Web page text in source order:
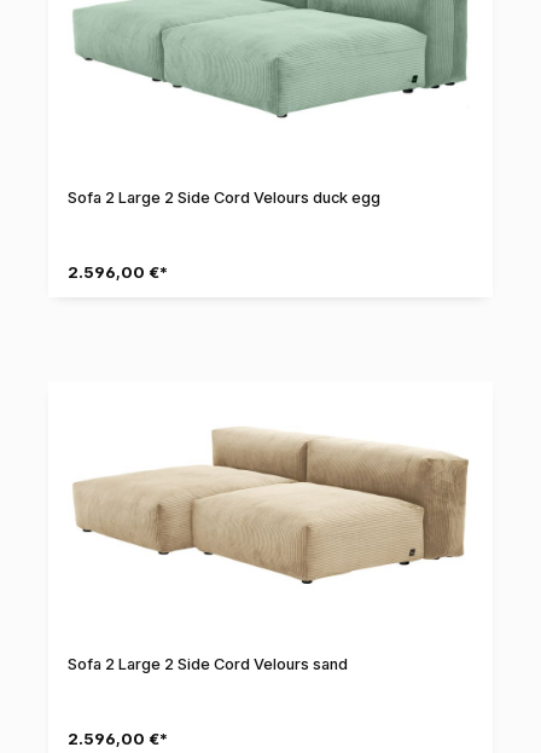
Sofa 2 Large 2 Side Cord Velours duck egg
2.596,00 €*
Sofa 2 Large 2 Side Cord Velours sand
2.596,00 €*